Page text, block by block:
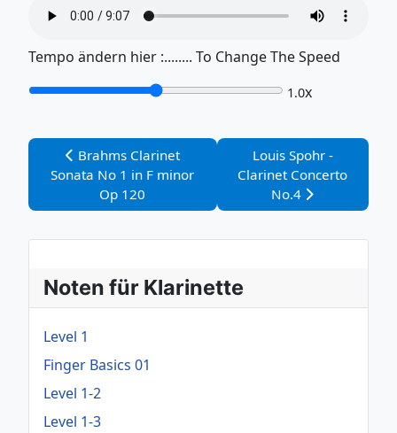
Tempo ändern hier :........ To Change The Speed
1.0x
Vorheriger Beitrag: Brahms Clarinet Sonata No 1 in
Brahms Clarinet
Sonata No 1 in F minor
Op 120
Nächster Beitrag:
Louis Spohr -
Clarinet Concerto
No.4
Noten für Klarinette
Level 1
Finger Basics 01
Level 1-2
Level 1-3